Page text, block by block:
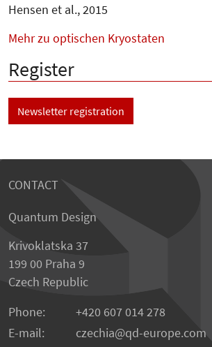
Hensen et al., 2015
Mehr zu optischen Kryostaten
Register
Newsletter registration
CONTACT
Quantum Design
Krivoklatska 37
199 00 Praha 9
Czech Republic
Phone:
+420 607 014 278
E-mail:
czechia qd-europe.com